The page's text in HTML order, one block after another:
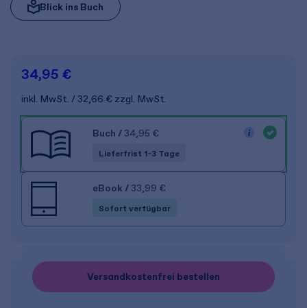
Blick ins Buch
34,95 €
inkl. MwSt. 32,66 € zzgl. MwSt.
Buch / 34,95 €
Lieferfrist 1-3 Tage
eBook / 33,99 €
Sofort verfügbar
Versandkostenfrei bestellen